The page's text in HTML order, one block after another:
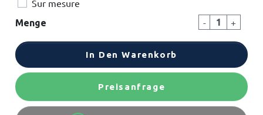
Sur mesure
Menge - +
In Den Warenkorb
Preisanfrage